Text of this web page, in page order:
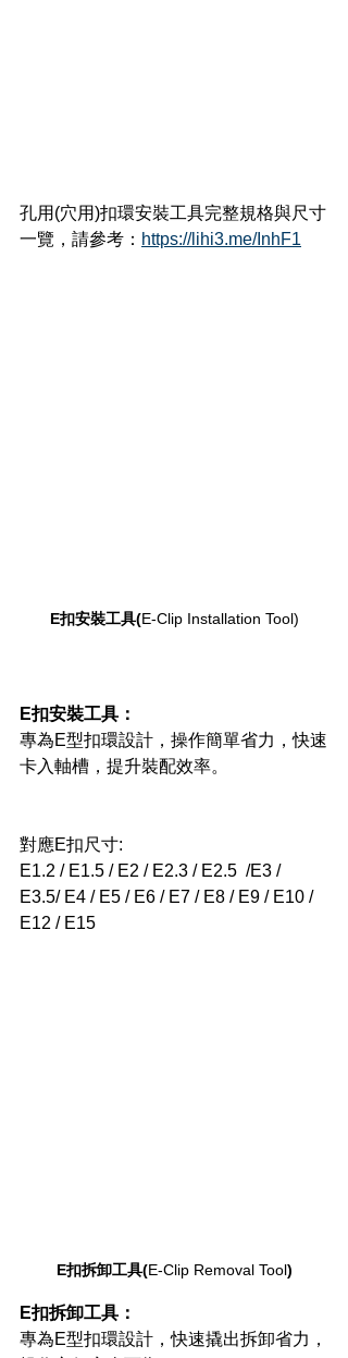
孔用(穴用)扣環安裝工具完整規格與尺寸
一覽，請參考： https://lihi3.me/InhF1
E扣安裝工具(E-Clip Installation Tool)
E扣安裝工具：
專為E型扣環設計，操作簡單省力，快速
卡入軸槽，提升裝配效率。
對應E扣尺寸:
E1.2 / E1.5 / E2 / E2.3 / E2.5  /E3 /
E3.5/ E4 / E5 / E6 / E7 / E8 / E9 / E10 /
E12 / E15
E扣拆卸工具(E-Clip Removal Tool)
E扣拆卸工具：
專為E型扣環設計，快速撬出拆卸省力，